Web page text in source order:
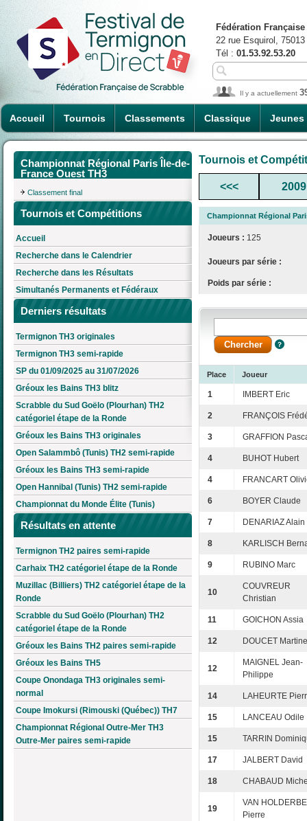
Accueil Tournois Classements Classique Jeunes
Fédération
22 rue Esquirol,
Tél : 01.53.92.53.20
Il y a actuellement
Championnat Régional Paris Île-de-
France Ouest TH3
Classement final
Tournois et Compétitions
Accueil
Recherche dans le Calendrier
Recherche dans les Résultats
Simultanés Permanents et Fédéraux
Derniers résultats
Termignon TH3 originales
Termignon TH3 semi-rapide
SP du 01/09/2025 au 31/07/2026
Gréoux les Bains TH3 blitz
Scrabble du Sud Goëlo (Plourhan) TH2
catégoriel étape de la Ronde
Gréoux les Bains TH3 originales
Open Salammbô (Tunis) TH2 semi-rapide
Gréoux les Bains TH3 semi-rapide
Open Hannibal (Tunis) TH2 semi-rapide
Championnat du Monde Élite (Tunis)
Résultats en attente
Termignon TH2 paires semi-rapide
Carhaix TH2 catégoriel étape de la Ronde
Muzillac (Billiers) TH2 catégoriel étape de la
Ronde
Scrabble du Sud Goëlo (Plourhan) TH2
catégoriel étape de la Ronde
Gréoux les Bains TH2 paires semi-rapide
Gréoux les Bains TH5
Coupe Onondaga TH3 originales semi-
normal
Coupe Imokursi (Rimouski (Québec)) TH7
Championnat Régional Outre-Mer TH3
Outre-Mer paires semi-rapide
Tournois et
<<< 2009
Championnat Régional
Joueurs : 125
Joueurs par série :
Poids par série :
Place Joueur
1 IMBERT Eric
2 FRANÇOIS
3 GRAFFION
4 BUHOT Hubert
4 FRANCART
6 BOYER Claude
7 DENARIAZ Alain
8 KARLISCH
9 RUBINO Marc
10
COUVREUR
Christian
11 GOICHON Assia
12 DOUCET Martine
12
MAIGNEL Jean-
Philippe
14 LAHEURTE
15 LANCEAU Odile
15 TARRIN
17 JALBERT David
18 CHABAUD
19
VAN
Pierre